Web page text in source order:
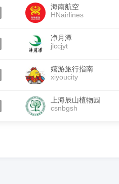
海南航空
HNairlines
净月潭
jlccjyt
嬉游旅行指南
xiyoucity
上海辰山植物园
csnbgsh